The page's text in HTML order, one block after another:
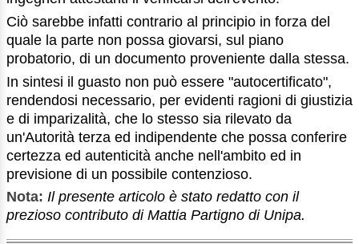
Ciò sarebbe infatti contrario al principio in forza del
quale la parte non possa giovarsi, sul piano
probatorio, di un documento proveniente dalla stessa.
In sintesi il guasto non può essere "autocertificato",
rendendosi necessario, per evidenti ragioni di giustizia
e di imparizalità, che lo stesso sia rilevato da
un'Autorità terza ed indipendente che possa conferire
certezza ed autenticità anche nell'ambito ed in
previsione di un possibile contenzioso.
Nota: Il presente articolo è stato redatto con il
prezioso contributo di Mattia Partigno di Unipa.